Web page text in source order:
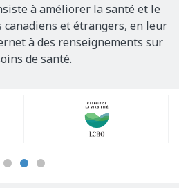
à améliorer la santé et le
et étrangers, en leur
à des renseignements sur
de santé.